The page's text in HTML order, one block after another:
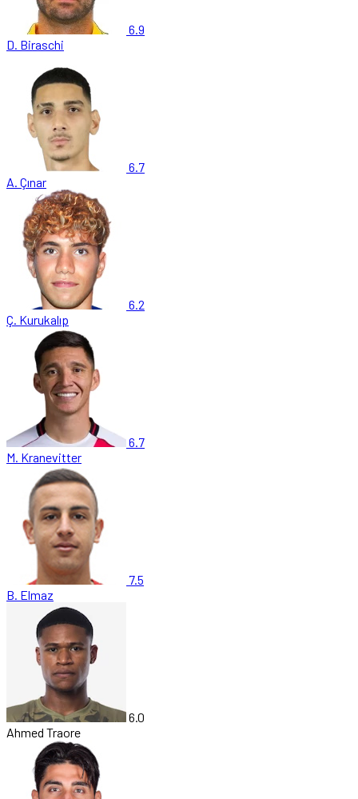
6.9
D. Biraschi
6.7
A. Çınar
6.2
Ç. Kurukalıp
6.7
M. Kranevitter
7.5
B. Elmaz
6.0
Ahmed Traore